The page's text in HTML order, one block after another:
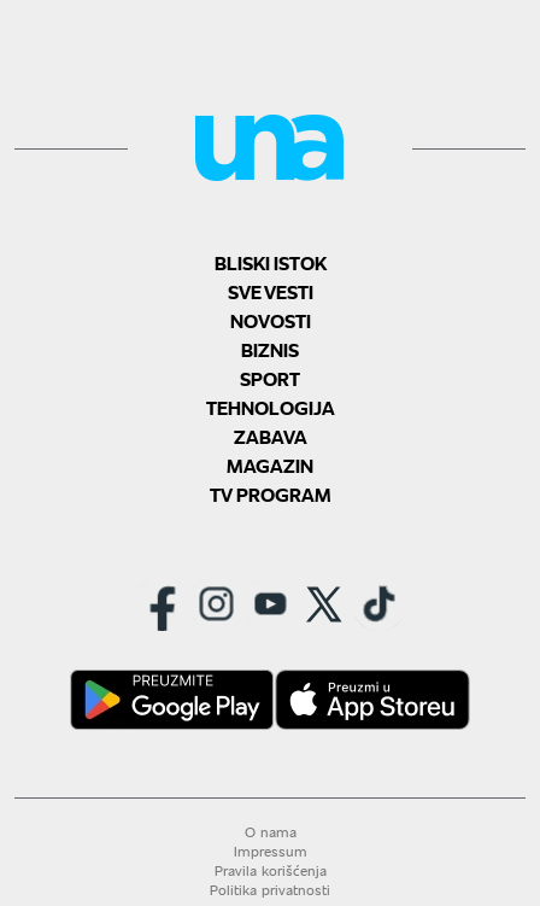
BLISKI ISTOK
SVE VESTI
NOVOSTI
BIZNIS
SPORT
TEHNOLOGIJA
ZABAVA
MAGAZIN
TV PROGRAM
O nama
Impressum
Pravila korišćenja
Politika privatnosti